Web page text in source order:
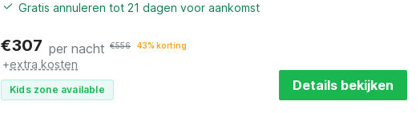
Gratis annuleren tot 21 dagen voor aankomst
€307 per nacht €556 43% korting
+extra kosten
Kids zone available Details bekijken